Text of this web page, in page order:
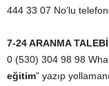
444 33 07 No’lu
7-24 ARANMA
0 (530) 304 98 98
eğitim” yazıp